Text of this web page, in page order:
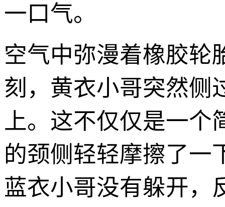
一口气。
空气中弥漫着橡胶轮
刻，黄衣小哥突然侧
上。这不仅仅是一个
的颈侧轻轻摩擦了一
蓝衣小哥没有躲开，